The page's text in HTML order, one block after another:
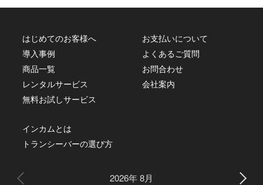
はじめてのお客様へ
導入事例
商品一覧
レンタルサービス
無料お試しサービス
お支払いについて
よくあるご質問
お問合わせ
会社案内
インカムとは
トランシーバーの選び方
2026年 8月